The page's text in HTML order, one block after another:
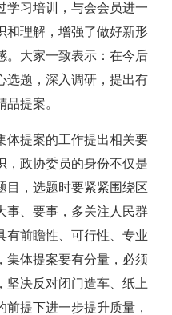
学习培训，与会会员进一
和理解，增强了做好新形
。大家一致表示：在今后
选题，深入调研，提出有
提案。
体提案的工作提出相关要
，政协委员的身份不仅是
目，选题时要紧紧围绕区
事、要事，多关注人民群
有前瞻性、可行性、专业
集体提案要有分量，必须
坚决反对闭门造车、纸上
提下进一步提升质量，